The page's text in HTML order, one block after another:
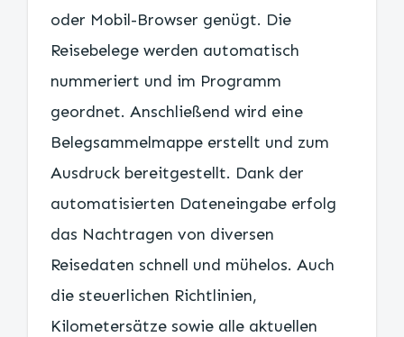
oder Mobil-Browser genügt. Die
Reisebelege werden automatisch
nummeriert und im Programm
geordnet. Anschließend wird eine
Belegsammelmappe erstellt und zum
Ausdruck bereitgestellt. Dank der
automatisierten Dateneingabe erfolg
das Nachtragen von diversen
Reisedaten schnell und mühelos. Auch
die steuerlichen Richtlinien,
Kilometersätze sowie alle aktuellen